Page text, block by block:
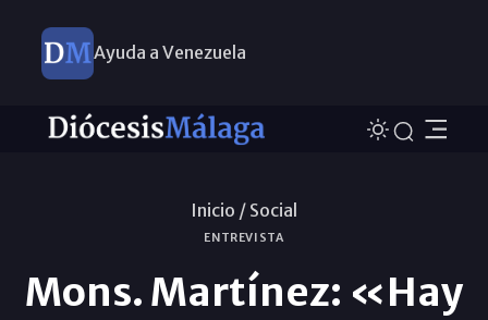
Ayuda a Venezuela
Inicio / Social
ENTREVISTA
Mons. Martínez: «Hay